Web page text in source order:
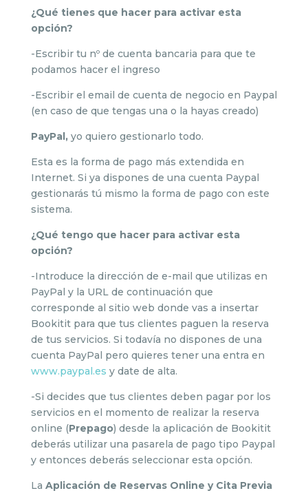
¿Qué tienes que hacer para activar esta
opción?
-Escribir tu nº de cuenta bancaria para que te
podamos hacer el ingreso
-Escribir el email de cuenta de negocio en Paypal
(en caso de que tengas una o la hayas creado)
PayPal,yo quiero gestionarlo todo.
Esta es la forma de pago más extendida en
Internet. Si ya dispones de una cuenta Paypal
gestionarás tú mismo la forma de pago con este
sistema.
¿Qué tengo que hacer para activar esta
opción?
-Introduce la dirección de e-mail que utilizas en
PayPal y la URL de continuación que
corresponde al sitio web donde vas a insertar
Bookitit para que tus clientes paguen la reserva
de tus servicios. Si todavía no dispones de una
cuenta PayPal pero quieres tener una entra en
www.paypal.es y date de alta.
-Si decides que tus clientes deben pagar por los
servicios en el momento de realizar la reserva
online (Prepago) desde la aplicación de Bookitit
deberás utilizar una pasarela de pago tipo Paypal
y entonces deberás seleccionar esta opción.
La Aplicación de Reservas Online y Cita Previa